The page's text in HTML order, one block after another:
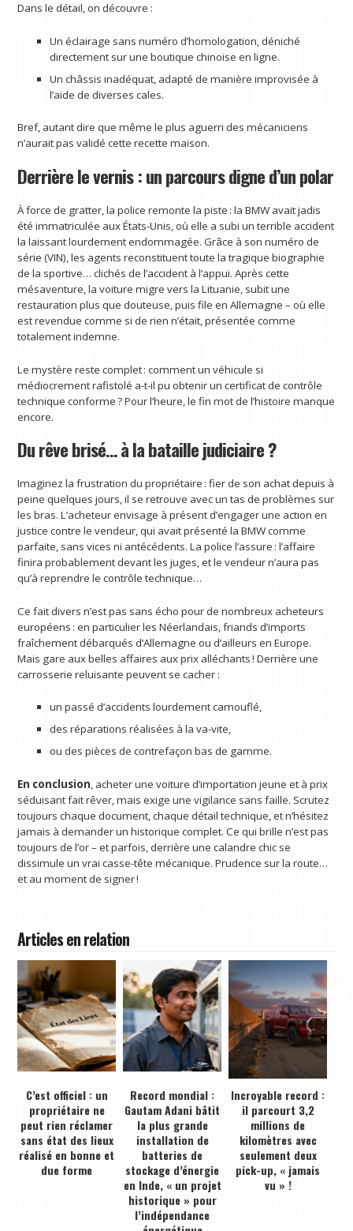
Dans le détail, on découvre :
Un éclairage sans numéro d’homologation, déniché
directement sur une boutique chinoise en ligne.
Un châssis inadéquat, adapté de manière improvisée à
l’aide de diverses cales.
Bref, autant dire que même le plus aguerri des mécaniciens
n’aurait pas validé cette recette maison.
Derrière le vernis : un parcours digne d’un polar
À force de gratter, la police remonte la piste : la BMW avait jadis
été immatriculée aux États-Unis, où elle a subi un terrible accident
la laissant lourdement endommagée. Grâce à son numéro de
série (VIN), les agents reconstituent toute la tragique biographie
de la sportive… clichés de l’accident à l’appui. Après cette
mésaventure, la voiture migre vers la Lituanie, subit une
restauration plus que douteuse, puis file en Allemagne – où elle
est revendue comme si de rien n’était, présentée comme
totalement indemne.
Le mystère reste complet : comment un véhicule si
médiocrement rafistolé a-t-il pu obtenir un certificat de contrôle
technique conforme ? Pour l’heure, le fin mot de l’histoire manque
encore.
Du rêve brisé… à la bataille judiciaire ?
Imaginez la frustration du propriétaire : fier de son achat depuis à
peine quelques jours, il se retrouve avec un tas de problèmes sur
les bras. L’acheteur envisage à présent d’engager une action en
justice contre le vendeur, qui avait présenté la BMW comme
parfaite, sans vices ni antécédents. La police l’assure : l’affaire
finira probablement devant les juges, et le vendeur n’aura pas
qu’à reprendre le contrôle technique…
Ce fait divers n’est pas sans écho pour de nombreux acheteurs
européens : en particulier les Néerlandais, friands d’imports
fraîchement débarqués d’Allemagne ou d’ailleurs en Europe.
Mais gare aux belles affaires aux prix alléchants ! Derrière une
carrosserie reluisante peuvent se cacher :
un passé d’accidents lourdement camouflé,
des réparations réalisées à la va-vite,
ou des pièces de contrefaçon bas de gamme.
En conclusion, acheter une voiture d’importation jeune et à prix
séduisant fait rêver, mais exige une vigilance sans faille. Scrutez
toujours chaque document, chaque détail technique, et n’hésitez
jamais à demander un historique complet. Ce qui brille n’est pas
toujours de l’or – et parfois, derrière une calandre chic se
dissimule un vrai casse-tête mécanique. Prudence sur la route…
et au moment de signer !
Articles en relation
C’est officiel : un
propriétaire ne
peut rien réclamer
sans état des lieux
réalisé en bonne et
due forme
Record mondial :
Gautam Adani bâtit
la plus grande
installation de
batteries de
stockage d’énergie
en Inde, « un projet
historique » pour
l’indépendance
Incroyable record :
il parcourt 3,2
millions de
kilomètres avec
seulement deux
pick-up, « jamais
vu » !